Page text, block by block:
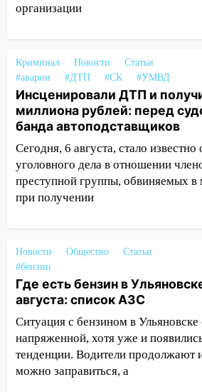
11:38 В Госдуме
нарушителей на
площадках
11:20 Ульяновская
Валерия Клейменова
золота в составе сборной
11:16 В Ульяновске
доску декабристу
В Ульяновске
10:26
временно отключили
10:14
В Ульяновске двоих
коррупционной схемы
отправили в колонию на 7
09:52
Ночью беспилотники
соседними Татарстаном и
организации
Криминал Новости
Статьи
#аварии
#ДТП #СК #УМВД
Инсценировали ДТП и
миллиона рублей: перед
банда автоподставщиков
Сегодня, 6 августа, стало известно
уголовного дела в отношении
преступной группы, обвиняемых в
при получении
Новости Общество
Статьи
#бензин
Где есть бензин в
августа: список АЗС
Ситуация с бензином в Ульяновске
напряженной, хотя уже и
тенденции. Водители продолжают
можно заправиться, а